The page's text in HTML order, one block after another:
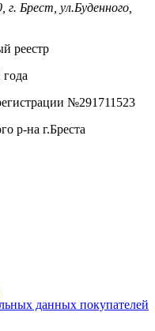
Брест, ул.Буденного,
реестр
года
№291711523
р-на г.Бреста
данных покупателей